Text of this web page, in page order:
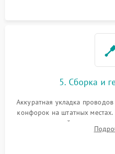
5. Сборка и
Аккуратная укладка
конфорок на штатных местах.
проверкой
термостойкого герметика